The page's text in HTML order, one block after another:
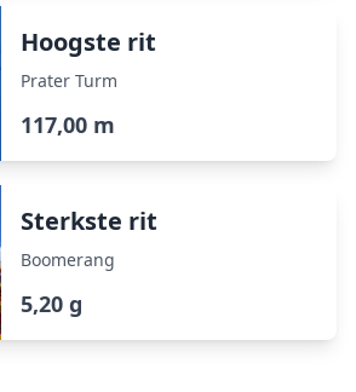
Hoogste rit
Prater Turm
117,00 m
Sterkste rit
Boomerang
5,20 g